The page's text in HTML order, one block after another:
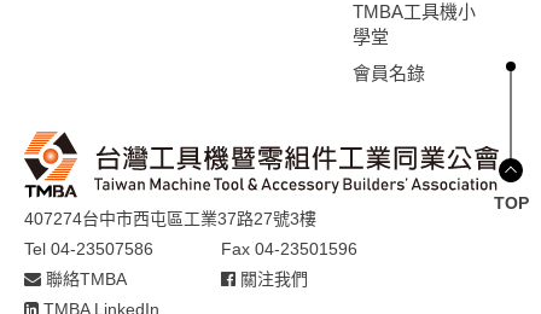
TMBA工具機小
學堂
會員名錄
407274台中市西屯區工業37路27號3樓
Tel 04-23507586
Fax 04-23501596
聯絡TMBA
關注我們
TMBA LinkedIn
TOP